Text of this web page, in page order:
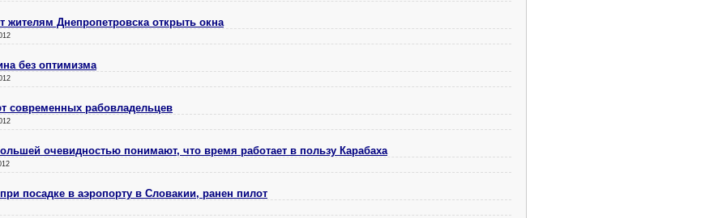
жителям Днепропетровска открыть окна
без оптимизма
современных рабовладельцев
очевидностью понимают, что время работает в пользу Карабаха
посадке в аэропорту в Словакии, ранен пилот